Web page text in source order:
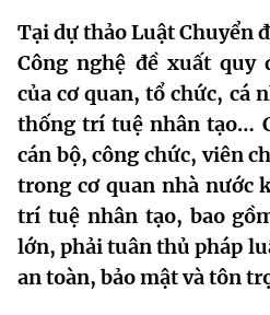
Cơ cấu tổ chức
Lịch sử phát triển
Sở Khoa học và Công nghệ
Khoa học và Công nghệ
Đổi mới sáng tạo
Chuyển đổi số
Bưu chính, Viễn thông
Sở hữu trí tuệ
Dịch vụ công
Hệ thống văn bản
Văn bản QPPL
Văn bản chỉ đạo điều hành
Lấy ý kiến người dân về dự
MST IOFFICE
THỐNG KÊ
Khoa học và Công nghệ
Multimedia
Tại dự thảo Luật Chuyển
Công nghệ đề xuất quy
của cơ quan, tổ chức, cá
thống trí tuệ nhân tạo…
cán bộ, công chức, viên
trong cơ quan nhà nước
trí tuệ nhân tạo, bao
lớn, phải tuân thủ pháp
an toàn, bảo mật và tôn